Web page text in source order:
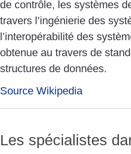
de contrôle, les systèmes
travers l’ingénierie des
l’interopérabilité des
obtenue au travers de
structures de données.
Source Wikipedia
Les spécialistes